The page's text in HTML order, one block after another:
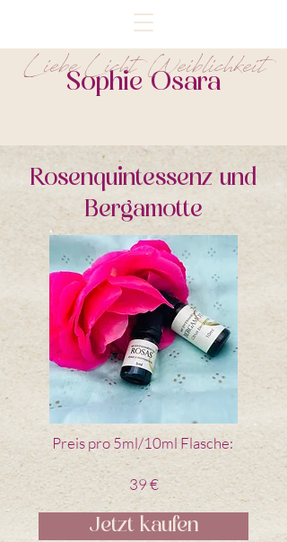
Sophie Osara
Liebe Licht Weiblichkeit
Rosenquintessenz und
Bergamotte
Preis pro 5ml/10ml Flasche:
39 €
Jetzt kaufen